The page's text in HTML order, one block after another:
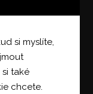
si myslíte,
si také
chcete.